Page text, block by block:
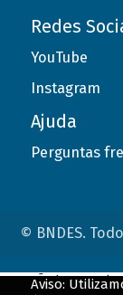
Redes
YouTube
Instagram
Ajuda
Perguntas
© BNDES.
Aviso:
ConteÃºdo